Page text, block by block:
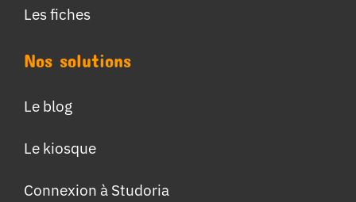
Les fiches
Nos solutions
Le blog
Le kiosque
Connexion à Studoria